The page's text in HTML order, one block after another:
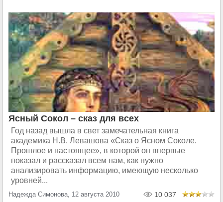
Ясный Сокол – сказ для всех
Год назад вышла в свет замечательная книга
академика Н.В. Левашова «Сказ о Ясном Соколе.
Прошлое и настоящее», в которой он впервые
показал и рассказал всем нам, как нужно
анализировать информацию, имеющую несколько
уровней...
Надежда Симонова, 12 августа 2010 10 037